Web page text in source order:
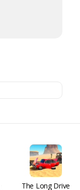
The Long Drive